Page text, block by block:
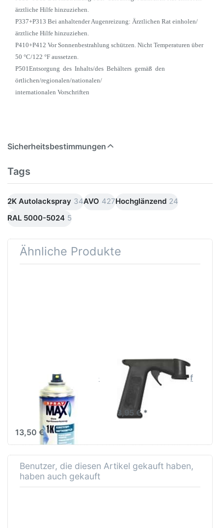
ärztliche Hilfe hinzuziehen.
P337+P313 Bei anhaltender Augenreizung: Ärztlichen Rat einholen/
ärztliche Hilfe hinzuziehen.
P410+P412 Vor Sonnenbestrahlung schützen. Nicht Temperaturen über
50 °C/122 °F aussetzen.
P501Entsorgung des Inhalts/des Behälters gemäß den
örtlichen/regionalen/nationalen/
internationalen Vorschriften
Sicherheitsbestimmungen
Tags
2K Autolackspray 34AVO 427Hochglänzend 24
RAL 5000-5024 5
Ähnliche Produkte
SprayMax Kunststoff-
Haftvermittler Spray
400ml
13,50 € *
SPRAYMAX
SprayMax Handgriff
3,95 € *
Benutzer, die diesen Artikel gekauft haben,
haben auch gekauft